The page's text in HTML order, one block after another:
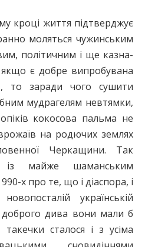
кроці життя підтверджує
моляться чужинським
політичним і ще казна-
є добре випробувана
то заради чого сушити
мудрагелям невтямки,
кокосова пальма не
на родючих землях
Черкащини. Так
із майже шаманським
х про те, що і діаспора, і
українській
дива вони мали б
сталося і з усіма